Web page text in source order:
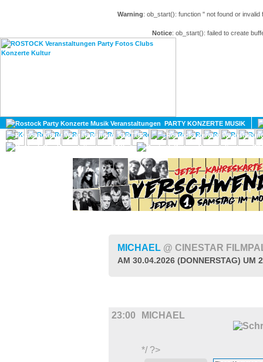
Warning: ob_start(): function '' not found or
Notice: ob_start(): failed to create
PARTY KONZERTE MUSIK
KULTUR
GAY
MICHAEL @ CINESTAR
AM 30.04.2026 (DONNERSTAG) UM
23:00 MICHAEL
*/ ?>